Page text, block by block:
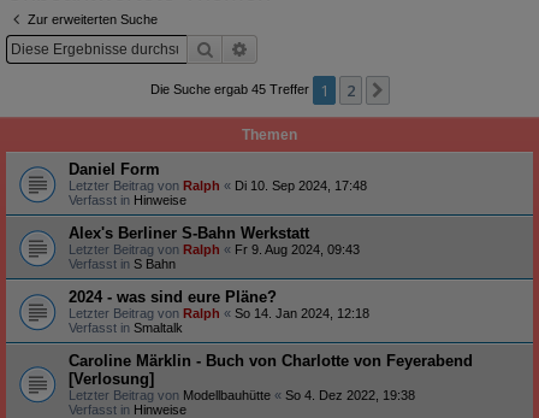
Zur erweiterten Suche
Suche
Die Suche ergab 45 Treffer 1 2
Themen
Daniel Form
Letzter Beitrag von Ralph « Di 10. Sep 2024, 17:48
Verfasst in Hinweise
Alex's Berliner S-Bahn Werkstatt
Letzter Beitrag von Ralph « Fr 9. Aug 2024, 09:43
Verfasst in S Bahn
2024 - was sind eure Pläne?
Letzter Beitrag von Ralph « So 14. Jan 2024, 12:18
Verfasst in Smaltalk
Caroline Märklin - Buch von Charlotte von Feyerabend
[Verlosung]
Letzter Beitrag von Modellbauhütte « So 4. Dez 2022, 19:38
Verfasst in Hinweise